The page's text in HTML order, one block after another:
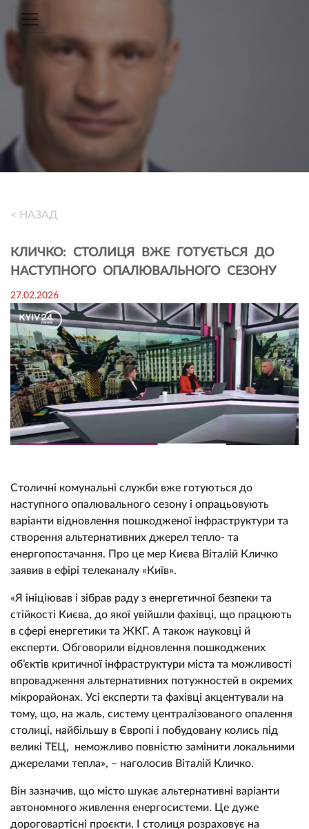
Toggle navigation
< НАЗАД
КЛИЧКО: СТОЛИЦЯ ВЖЕ ГОТУЄТЬСЯ ДО
НАСТУПНОГО ОПАЛЮВАЛЬНОГО СЕЗОНУ
27.02.2026
Столичні комунальні служби вже готуються до
наступного опалювального сезону і опрацьовують
варіанти відновлення пошкодженої інфраструктури та
створення альтернативних джерел тепло- та
енергопостачання. Про це мер Києва Віталій Кличко
заявив в ефірі телеканалу «Київ».
«Я ініціював і зібрав раду з енергетичної безпеки та
стійкості Києва, до якої увійшли фахівці, що працюють
в сфері енергетики та ЖКГ. А також науковці й
експерти. Обговорили відновлення пошкоджених
об’єктів критичної інфраструктури міста та можливості
впровадження альтернативних потужностей в окремих
мікрорайонах. Усі експерти та фахівці акцентували на
тому, що, на жаль, систему централізованого опалення
столиці, найбільшу в Європі і побудовану колись під
великі ТЕЦ, неможливо повністю замінити локальними
джерелами тепла», – наголосив Віталій Кличко.
Він зазначив, що місто шукає альтернативні варіанти
автономного живлення енергосистеми. Це дуже
дороговартісні проєкти. І столиця розраховує на